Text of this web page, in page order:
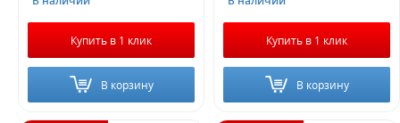
Купить в 1 клик
В корзину
Купить в 1 клик
В корзину